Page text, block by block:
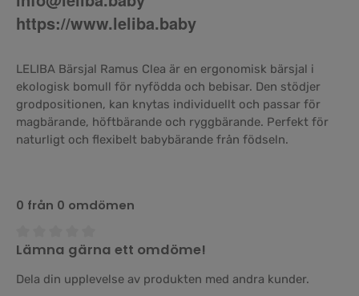
https://www.leliba.baby
LELIBA Bärsjal Ramus Clea är en ergonomisk bärsjal i
ekologisk bomull för nyfödda och bebisar. Den stödjer
grodpositionen, kan knytas individuellt och passar för
magbärande, höftbärande och ryggbärande. Perfekt för
naturligt och flexibelt babybärande från födseln.
0 från 0 omdömen
Genomsnittligt betyg på 0 av 5 stjärnor
Lämna gärna ett omdöme!
Dela din upplevelse av produkten med andra kunder.